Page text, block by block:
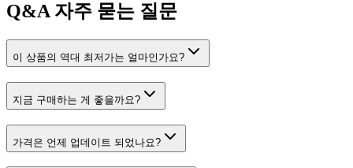
Q&A자주 묻는 질문
이 상품의 역대 최저가는 얼마인가요?
지금 구매하는 게 좋을까요?
가격은 언제 업데이트 되었나요?